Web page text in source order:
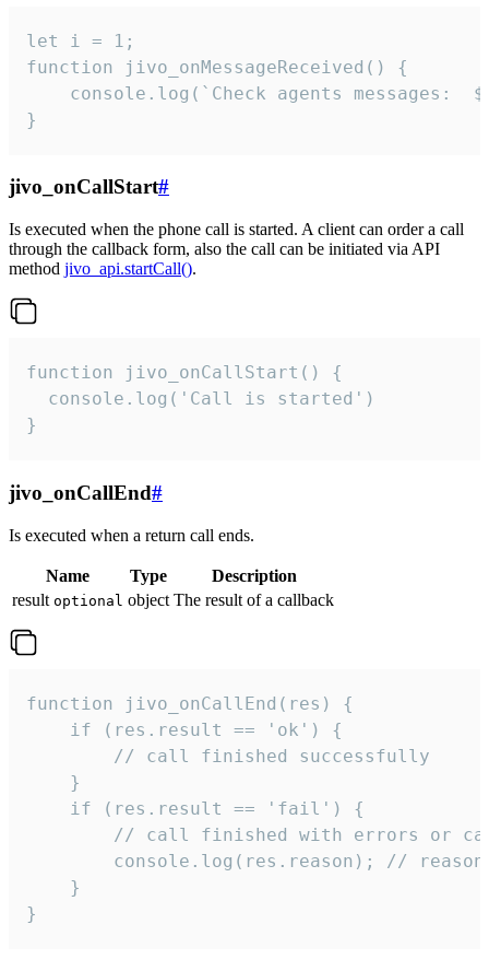
let i = 1;
function jivo_onMessageReceived() {
}
jivo_onCallStart#
Is executed when the phone call is started. A client can order a call
through the callback form, also the call can be initiated via API
method jivo_api.startCall().
function jivo_onCallStart() {
  console.log('Call is started')
}
jivo_onCallEnd#
Is executed when a return call ends.
Name Type
Description
result optional object The result of a callback
function jivo_onCallEnd(res) {
    if (res.result == 'ok') {
        // call finished successfully
    }
    if (res.result == 'fail') {
// call finished with errors or
console.log(res.reason); //
    }
}